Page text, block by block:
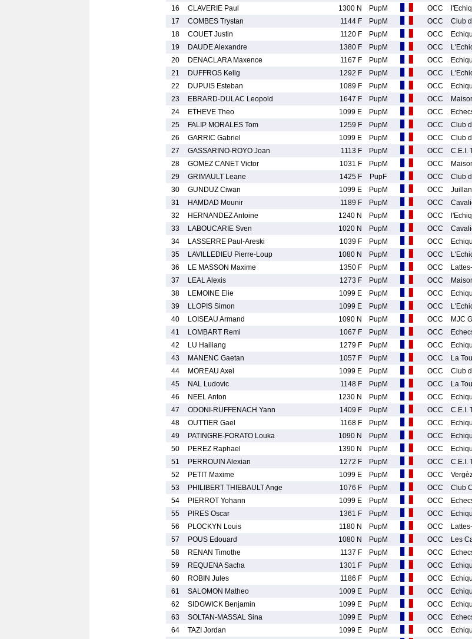
16
CLAVERIE Paul 1300 N PupM OCC
17
COMBES Trystan 1144 F PupM OCC
Club
18
COUET Justin 1120 F PupM OCC
19
DAUDE Alexandre 1380 F PupM OCC
20
DENACLARA Maxence 1167 F PupM OCC
21
DUFFROS Kelig 1292 F PupM OCC
22
DUPUIS Esteban 1089 F PupM OCC
23
EBRARD-DULAC Leopold 1647 F PupM OCC
24
ETHEVE Theo 1099 E PupM OCC
25
FALIP MORALES Tom 1259 F PupM OCC
Club
26
GARRIC Gabriel 1099 E PupM OCC
Club
27
GASSARINO-ROYO Joan 1113 F PupM OCC
C.E.I.
28
GOMEZ CANET Victor 1031 F PupM OCC
29
GRIMAULT Leane 1425 F PupF OCC
Club
30
GUNDUZ Ciwan 1099 E PupM OCC
31
HAMDAD Mounir 1189 F PupM OCC
32
HERNANDEZ Antoine 1240 N PupM OCC
33
LABOUCARIE Sven 1020 N PupM OCC
34
LASSERRE Paul-Areski 1039 F PupM OCC
35
LAVILLEDIEU Pierre-Loup 1080 N PupM OCC
36
LE MASSON Maxime 1350 F PupM OCC
37
LEAL Alexis 1273 F PupM OCC
38
LEMOINE Elie 1099 E PupM OCC
39
LLOPIS Simon 1099 E PupM OCC
40
LOISEAU Armand 1090 N PupM OCC
MJC
41
LOMBART Remi 1067 F PupM OCC
42
LU Hailiang 1279 F PupM OCC
43
MANENC Gaetan 1057 F PupM OCC
La
44
MOREAU Axel 1099 E PupM OCC
Club
45
NAL Ludovic 1148 F PupM OCC
La
46
NEEL Anton 1230 N PupM OCC
47
ODONI-RUFFENACH Yann 1409 F PupM OCC
C.E.I.
48
OUTTIER Gael 1168 F PupM OCC
49
PATINGRE-FORATO Louka 1090 N PupM OCC
50
PEREZ Raphael 1390 N PupM OCC
51
PERROUIN Alexian 1272 F PupM OCC
C.E.I.
52
PETIT Maxime 1099 E PupM OCC
53
PHILIBERT THIEBAULT Ange 1076 F PupM OCC
Club
54
PIERROT Yohann 1099 E PupM OCC
55
PIRES Oscar 1361 F PupM OCC
56
PLOCKYN Louis 1180 N PupM OCC
57
POUS Edouard 1080 N PupM OCC
Les
58
RENAN Timothe 1137 F PupM OCC
59
REQUENA Sacha 1301 F PupM OCC
60
ROBIN Jules 1186 F PupM OCC
61
SALOMON Matheo 1009 E PupM OCC
62
SIDGWICK Benjamin 1099 E PupM OCC
63
SOLTAN-MASSAL Sina 1099 E PupM OCC
64
TAZI Jordan 1099 E PupM OCC